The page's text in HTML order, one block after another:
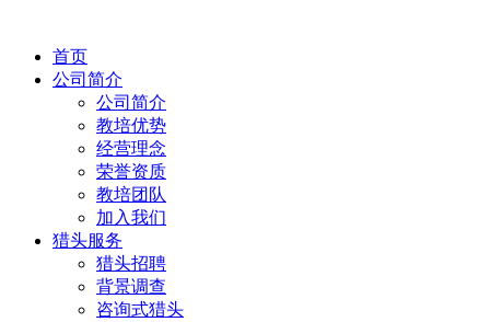
首页
公司简介
公司简介
教培优势
经营理念
荣誉资质
教培团队
加入我们
猎头服务
猎头招聘
背景调查
咨询式猎头